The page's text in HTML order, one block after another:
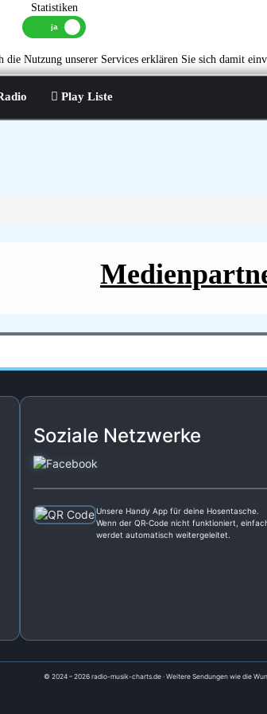
Statistiken
die Nutzung unserer Services erklären Sie sich damit
Play Liste
Soziale Netzwerke
Unsere Handy App für deine Hosentasche.
Wenn der QR‑Code nicht funktioniert,
werdet automatisch weitergeleitet.
© 2024 – 2026 radio-musik-charts.de · Weitere Sendungen wie die